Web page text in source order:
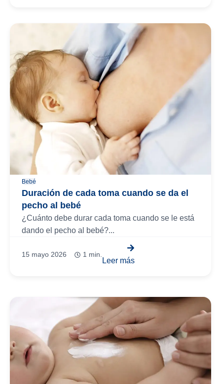
Bebé
Duración de cada toma cuando se da el
pecho al bebé
¿Cuánto debe durar cada toma cuando se le está
dando el pecho al bebé?...
15 mayo 2026 1 min.
Leer más